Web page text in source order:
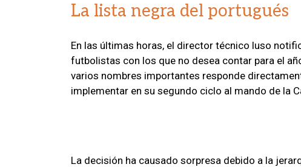
La lista negra del portugués
En las últimas horas, el director técnico luso
futbolistas con los que no desea contar para el
varios nombres importantes responde
implementar en su segundo ciclo al mando de la
La decisión ha causado sorpresa debido a la